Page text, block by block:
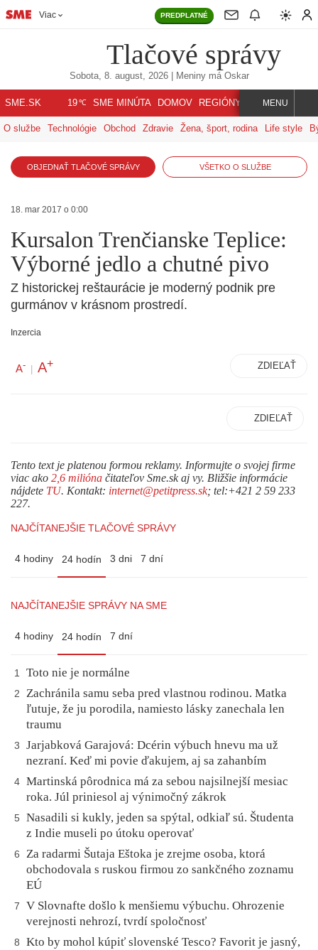
Viac PREDPLATNÉ
Tlačové správy
Sobota, 8. august, 2026| Meniny má Oskar
SME.SK 19℃ SME MINÚTA DOMOV REGIÓNY INDEX SVET
MENU
O službe Technológie Obchod Zdravie Žena, šport, rodina Life style
OBJEDNAŤ TLAČOVÉ SPRÁVY VŠETKO O SLUŽBE
18. mar 2017 o 0:00
Kursalon Trenčianske Teplice:
Výborné jedlo a chutné pivo
Z historickej reštaurácie je moderný podnik pre
gurmánov v krásnom prostredí.
Inzercia
A- | A+ ZDIEĽAŤ
ZDIEĽAŤ
Tento text je platenou formou reklamy. Informujte o svojej firme
viac ako 2,6 milióna čitateľov Sme.sk aj vy. Bližšie informácie
nájdete TU. Kontakt: internet@petitpress.sk; tel:+421 2 59 233
227.
NAJČÍTANEJŠIE TLAČOVÉ SPRÁVY
4 hodiny 24 hodín 3 dni 7 dní
NAJČÍTANEJŠIE SPRÁVY NA SME
4 hodiny 24 hodín 7 dní
1 Toto nie je normálne
2
Zachránila samu seba pred vlastnou rodinou. Matka
ľutuje, že ju porodila, namiesto lásky zanechala len
traumu
3
Jarjabková Garajová: Dcérin výbuch hnevu ma už
nezraní. Keď mi povie ďakujem, aj sa zahanbím
4 Martinská pôrodnica má za sebou najsilnejší mesiac
roka. Júl priniesol aj výnimočný zákrok
5
Nasadili si kukly, jeden sa spýtal, odkiaľ sú. Študenta
z Indie museli po útoku operovať
6
Za radarmi Šutaja Eštoka je zrejme osoba, ktorá
obchodovala s ruskou firmou zo sankčného zoznamu
EÚ
7
V Slovnafte došlo k menšiemu výbuchu. Ohrozenie
verejnosti nehrozí, tvrdí spoločnosť
8
Kto by mohol kúpiť slovenské Tesco? Favorit je jasný,